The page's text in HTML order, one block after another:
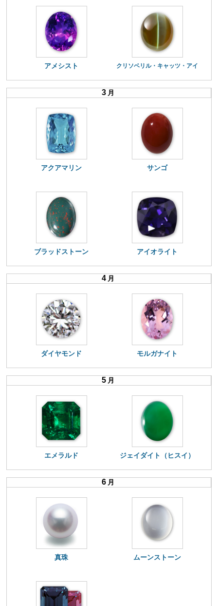
アメシスト クリソベリル・キャッツ・アイ
3 月
アクアマリン サンゴ
ブラッドストーン アイオライト
4 月
ダイヤモンド モルガナイト
5 月
エメラルド ジェイダイト（ヒスイ）
6 月
真珠 ムーンストーン